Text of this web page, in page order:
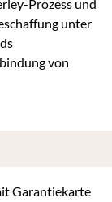
Prozess und
unter
von
Garantiekarte